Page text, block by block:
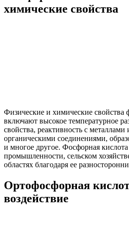
химические свойства
Физические и химические свойства
включают высокое температурное
свойства, реактивность с
органическими соединениями,
и многое другое. Фосфорная
промышленности, сельском
областях благодаря ее
Ортофосфорная
воздействие